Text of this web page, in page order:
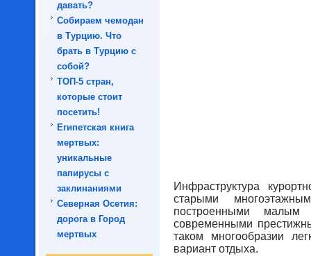
давать?
Собираем чемодан
в Турцию. Что
брать в Турцию с
собой?
ТОП-5 стран,
которые стоит
посетить!
Египетская книга
мертвых:
уникальные
папирусы с
заклинаниями
Северная Осетия:
дорога в Город
мертвых
Инфраструктура
старыми
построенными
современными
таком многообразии
вариант отдыха.